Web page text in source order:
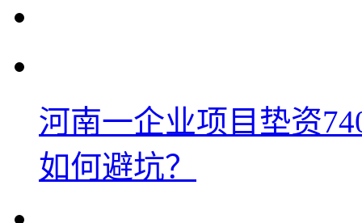
河南一企业项目垫资
如何避坑？